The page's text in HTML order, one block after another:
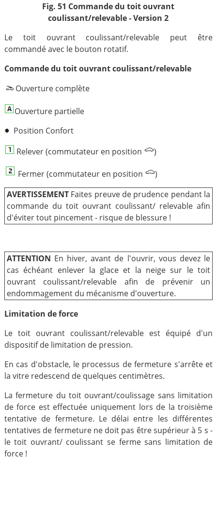
Fig. 51 Commande du toit ouvrant
coulissant/relevable - Version 2
Le toit ouvrant coulissant/relevable peut être
commandé avec le bouton rotatif.
Commande du toit ouvrant coulissant/relevable
Ouverture complète
Ouverture partielle
Position Confort
Relever (commutateur en position
)
Fermer (commutateur en position
)
AVERTISSEMENT Faites preuve de prudence pendant la
commande du toit ouvrant coulissant/ relevable afin
d'éviter tout pincement - risque de blessure !
ATTENTION En hiver, avant de l'ouvrir, vous devez le
cas échéant enlever la glace et la neige sur le toit
ouvrant coulissant/relevable afin de prévenir un
endommagement du mécanisme d'ouverture.
Limitation de force
Le toit ouvrant coulissant/relevable est équipé d'un
dispositif de limitation de pression.
En cas d'obstacle, le processus de fermeture s'arrête et
la vitre redescend de quelques centimètres.
La fermeture du toit ouvrant/coulissage sans limitation
de force est effectuée uniquement lors de la troisième
tentative de fermeture. Le délai entre les différentes
tentatives de fermeture ne doit pas être supérieur à 5 s -
le toit ouvrant/ coulissant se ferme sans limitation de
force !